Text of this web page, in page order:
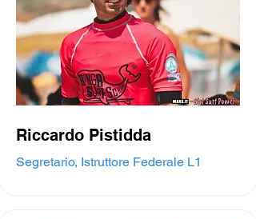
Riccardo Pistidda
Segretario, Istruttore Federale L1